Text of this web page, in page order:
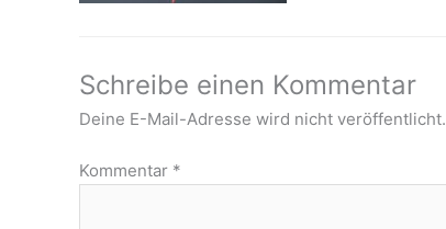
Schreibe einen Kommentar
Deine E-Mail-Adresse wird nicht veröffentlicht.
Kommentar *